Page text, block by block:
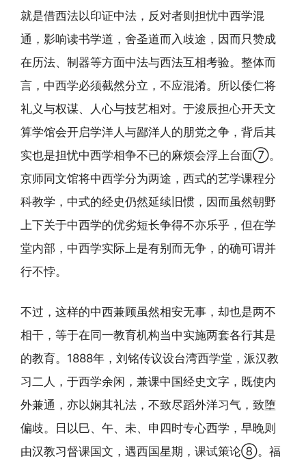
就是借西法以印证中法，反对者则担忧中西学混
通，影响读书学道，舍圣道而入歧途，因而只赞成
在历法、制器等方面中法与西法互相考验。整体而
言，中西学必须截然分立，不应混淆。所以倭仁将
礼义与权谋、人心与技艺相对。于浚辰担心开天文
算学馆会开启学洋人与鄙洋人的朋党之争，背后其
实也是担忧中西学相争不已的麻烦会浮上台面⑦。
京师同文馆将中西学分为两途，西式的艺学课程分
科教学，中式的经史仍然延续旧惯，因而虽然朝野
上下关于中西学的优劣短长争得不亦乐乎，但在学
堂内部，中西学实际上是有别而无争，的确可谓并
行不悖。
不过，这样的中西兼顾虽然相安无事，却也是两不
相干，等于在同一教育机构当中实施两套各行其是
的教育。1888年，刘铭传议设台湾西学堂，派汉教
习二人，于西学余闲，兼课中国经史文字，既使内
外兼通，亦以娴其礼法，不致尽蹈外洋习气，致堕
偏歧。日以巳、午、未、申四时专心西学，早晚则
由汉教习督课国文，遇西国星期，课试策论⑧。福